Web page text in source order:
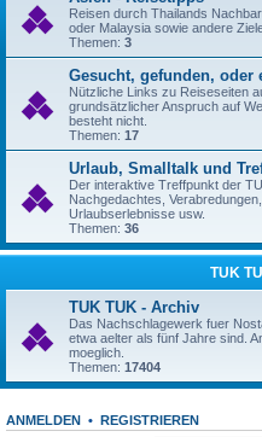
Reisen durch Thailands
oder Malaysia sowie andere
Themen: 3
Gesucht, gefunden, oder
Nützliche Links zu Reiseseiten
grundsätzlicher Anspruch auf
besteht nicht.
Themen: 17
Urlaub, Smalltalk und
Der interaktive Treffpunkt der
Nachgedachtes,
Urlaubserlebnisse usw.
Themen: 36
TUK
TUK TUK - Archiv
Das Nachschlagewerk fuer
etwa aelter als fünf Jahre sind.
moeglich.
Themen: 17404
ANMELDEN • REGISTRIEREN